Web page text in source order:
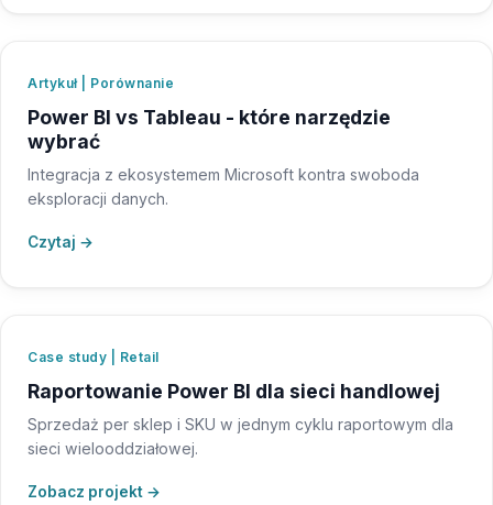
Artykuł | Porównanie
Power BI vs Tableau - które narzędzie
wybrać
Integracja z ekosystemem Microsoft kontra swoboda
eksploracji danych.
Czytaj →
Case study | Retail
Raportowanie Power BI dla sieci handlowej
Sprzedaż per sklep i SKU w jednym cyklu raportowym dla
sieci wielooddziałowej.
Zobacz projekt →